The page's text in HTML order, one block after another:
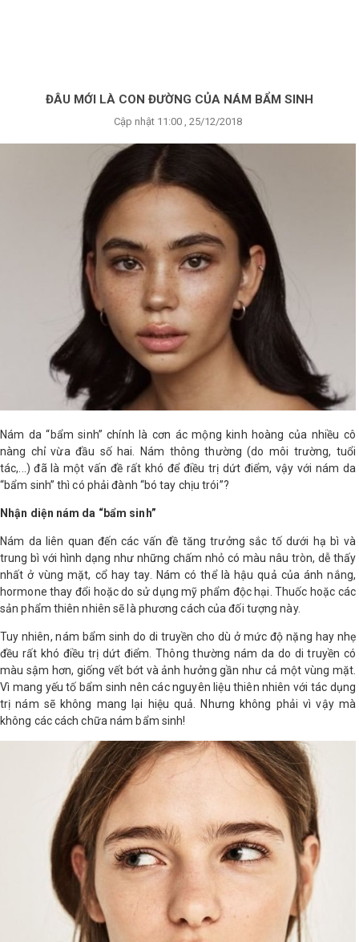
Shop All Brand A-
ĐÂU MỚI LÀ CON ĐƯỜNG CỦA NÁM BẨM SINH
Cập nhật 11:00 , 25/12/2018
Nám da “bẩm sinh” chính là cơn ác mộng kinh hoàng của nhiều cô
nàng chỉ vừa đầu số hai. Nám thông thường (do môi trường, tuổi
tác,...) đã là một vấn đề rất khó để điều trị dứt điểm, vậy với nám da
“bẩm sinh” thì có phải đành “bó tay chịu trói”?
Nhận diện nám da “bẩm sinh”
Nám da liên quan đến các vấn đề tăng trưởng sắc tố dưới hạ bì và
trung bì với hình dạng như những chấm nhỏ có màu nâu tròn, dễ thấy
nhất ở vùng mặt, cổ hay tay. Nám có thể là hậu quả của ánh nắng,
hormone thay đổi hoặc do sử dụng mỹ phẩm độc hại. Thuốc hoặc các
sản phẩm thiên nhiên sẽ là phương cách của đối tượng này.
Tuy nhiên, nám bẩm sinh do di truyền cho dù ở mức độ nặng hay nhẹ
đều rất khó điều trị dứt điểm. Thông thường nám da do di truyền có
màu sậm hơn, giống vết bớt và ảnh hưởng gần như cả một vùng mặt.
Vì mang yếu tố bẩm sinh nên các nguyên liệu thiên nhiên với tác dụng
trị nám sẽ không mang lại hiệu quả. Nhưng không phải vì vậy mà
không các cách chữa nám bẩm sinh!